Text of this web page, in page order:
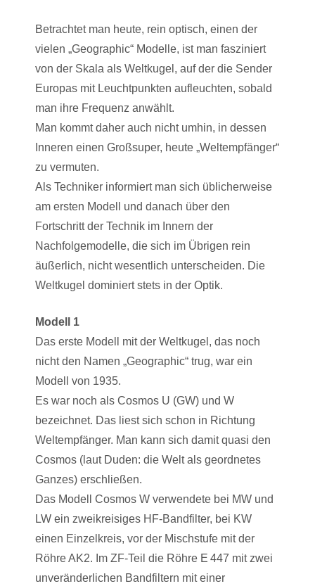
Betrachtet man heute, rein optisch, einen der
vielen „Geographic“ Modelle, ist man fasziniert
von der Skala als Weltkugel, auf der die Sender
Europas mit Leuchtpunkten aufleuchten, sobald
man ihre Frequenz anwählt.
Man kommt daher auch nicht umhin, in dessen
Inneren einen Großsuper, heute „Weltempfänger“
zu vermuten.
Als Techniker informiert man sich üblicherweise
am ersten Modell und danach über den
Fortschritt der Technik im Innern der
Nachfolgemodelle, die sich im Übrigen rein
äußerlich, nicht wesentlich unterscheiden. Die
Weltkugel dominiert stets in der Optik.
Modell 1
Das erste Modell mit der Weltkugel, das noch
nicht den Namen „Geographic“ trug, war ein
Modell von 1935.
Es war noch als Cosmos U (GW) und W
bezeichnet. Das liest sich schon in Richtung
Weltempfänger. Man kann sich damit quasi den
Cosmos (laut Duden: die Welt als geordnetes
Ganzes) erschließen.
Das Modell Cosmos W verwendete bei MW und
LW ein zweikreisiges HF-Bandfilter, bei KW
einen Einzelkreis, vor der Mischstufe mit der
Röhre AK2. Im ZF-Teil die Röhre E 447 mit zwei
unveränderlichen Bandfiltern mit einer